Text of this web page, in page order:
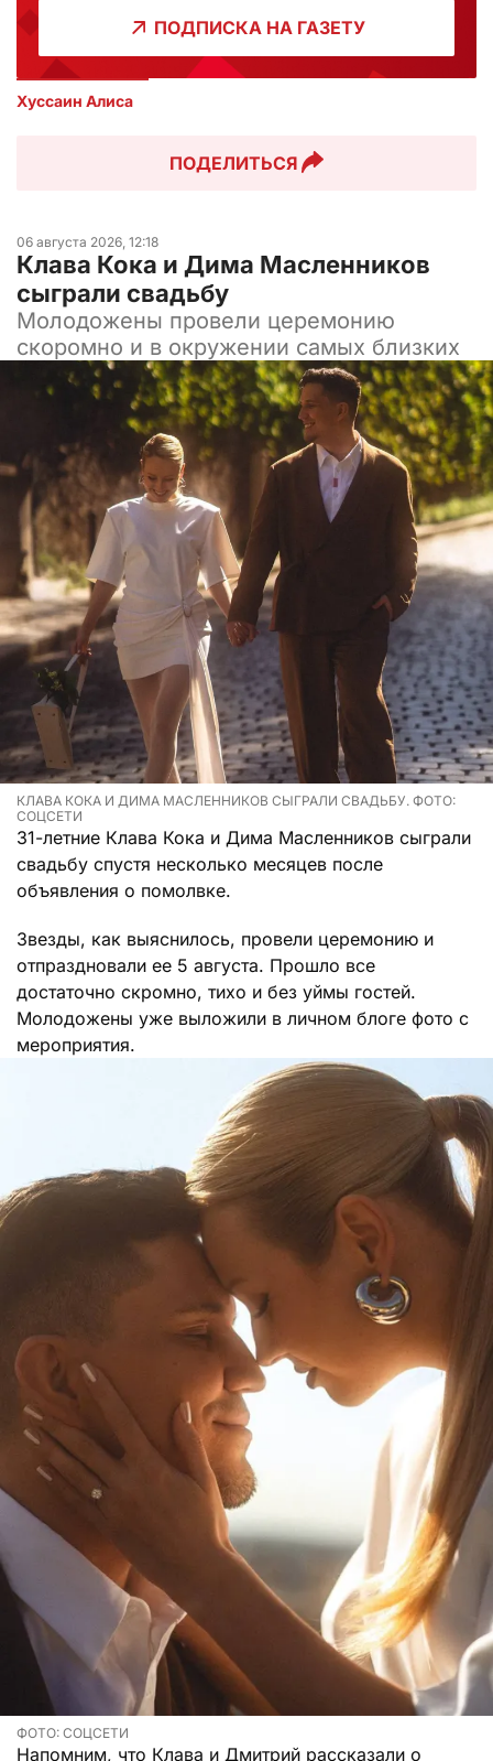
ПОДПИСКА НА ГАЗЕТУ
Хуссаин Алиса
ПОДЕЛИТЬСЯ
06 августа 2026, 12:18
Клава Кока и Дима Масленников
сыграли свадьбу
Молодожены провели церемонию
скоромно и в окружении самых близких
КЛАВА КОКА И ДИМА МАСЛЕННИКОВ СЫГРАЛИ СВАДЬБУ. ФОТО:
СОЦСЕТИ
31-летние Клава Кока и Дима Масленников сыграли
свадьбу спустя несколько месяцев после
объявления о помолвке.
Звезды, как выяснилось, провели церемонию и
отпраздновали ее 5 августа. Прошло все
достаточно скромно, тихо и без уймы гостей.
Молодожены уже выложили в личном блоге фото с
мероприятия.
ФОТО: СОЦСЕТИ
Напомним, что Клава и Дмитрий рассказали о